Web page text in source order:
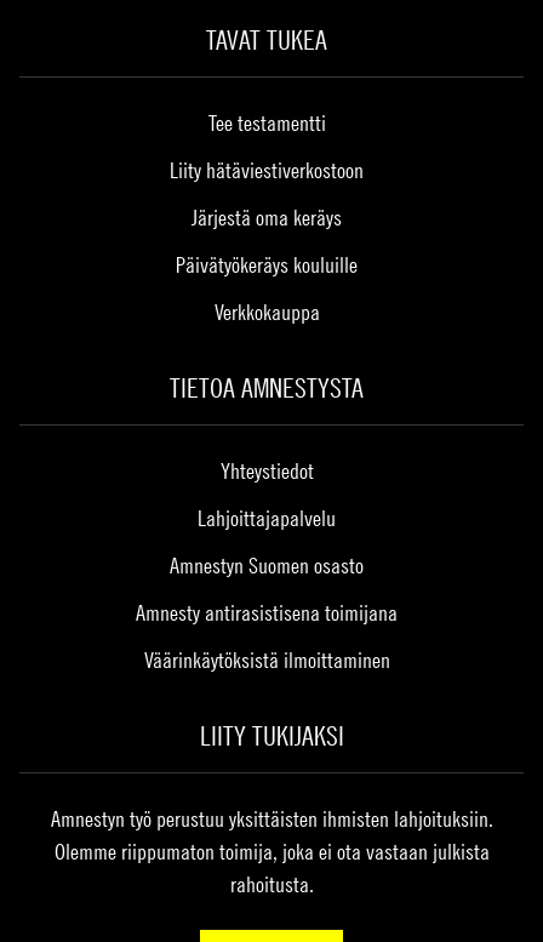
TAVAT TUKEA
Tee testamentti
Liity hätäviestiverkostoon
Järjestä oma keräys
Päivätyökeräys kouluille
Verkkokauppa
TIETOA AMNESTYSTA
Yhteystiedot
Lahjoittajapalvelu
Amnestyn Suomen osasto
Amnesty antirasistisena toimijana
Väärinkäytöksistä ilmoittaminen
LIITY TUKIJAKSI
Amnestyn työ perustuu yksittäisten ihmisten lahjoituksiin.
Olemme riippumaton toimija, joka ei ota vastaan julkista
rahoitusta.